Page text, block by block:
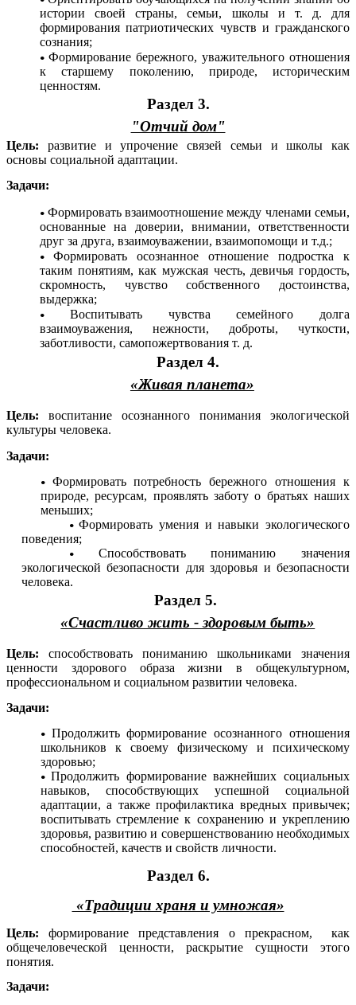
истории своей страны, семьи, школы и т. д. для
формирования патриотических чувств и гражданского
сознания;
Формирование бережного, уважительного отношения
к старшему поколению, природе, историческим
ценностям.
Раздел 3.
"Отчий дом"
Цель: развитие и упрочение связей семьи и школы как
основы социальной адаптации.
Задачи:
Формировать взаимоотношение между членами семьи,
основанные на доверии, внимании, ответственности
друг за друга, взаимоуважении, взаимопомощи и т.д.;
Формировать осознанное отношение подростка к
таким понятиям, как мужская честь, девичья гордость,
скромность, чувство собственного достоинства,
выдержка;
Воспитывать чувства семейного долга
взаимоуважения, нежности, доброты, чуткости,
заботливости, самопожертвования т. д.
Раздел 4.
«Живая планета»
Цель: воспитание осознанного понимания экологической
культуры человека.
Задачи:
Формировать потребность бережного отношения к
природе, ресурсам, проявлять заботу о братьях наших
меньших;
Формировать умения и навыки экологического
поведения;
Способствовать пониманию значения
экологической безопасности для здоровья и безопасности
человека.
Раздел 5.
«Счастливо жить - здоровым быть»
Цель: способствовать пониманию школьниками значения
ценности здорового образа жизни в общекультурном,
профессиональном и социальном развитии человека.
Задачи:
Продолжить формирование осознанного отношения
школьников к своему физическому и психическому
здоровью;
Продолжить формирование важнейших социальных
навыков, способствующих успешной социальной
адаптации, а также профилактика вредных привычек;
воспитывать стремление к сохранению и укреплению
здоровья, развитию и совершенствованию необходимых
способностей, качеств и свойств личности.
Раздел 6.
«Традиции храня и умножая»
Цель:формирование представления о прекрасном, как
общечеловеческой ценности, раскрытие сущности этого
понятия.
Задачи: